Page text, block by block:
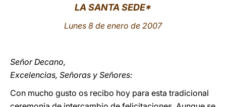
LA SANTA SEDE*
Lunes 8 de enero de 2007
Señor Decano,
Excelencias, Señoras y Señores:
Con mucho gusto os recibo hoy para esta tradicional